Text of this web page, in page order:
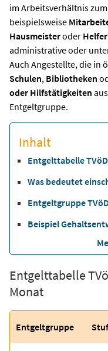
im Arbeitsverhältnis
beispielsweise
Hausmeisteroder
administrative oder
Auch Angestellte, die in
Schulen, Bibliotheken
oder Hilfstätigkeiten
Entgeltgruppe.
Inhalt
Entgelttabelle
Was bedeutet
Entgeltgruppe
Beispiel
Entgelttabelle
Monat
Entgeltgruppe